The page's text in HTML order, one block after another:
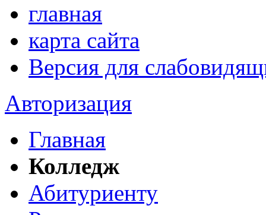
главная
карта сайта
Версия для
Авторизация
Главная
Колледж
Абитуриенту